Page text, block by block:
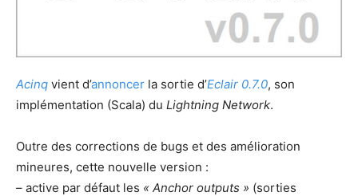
Acinq vient d’annoncer la sortie d’Eclair 0.7.0, son
implémentation (Scala) du Lightning Network.
Outre des corrections de bugs et des amélioration
mineures, cette nouvelle version :
– active par défaut les « Anchor outputs » (sorties